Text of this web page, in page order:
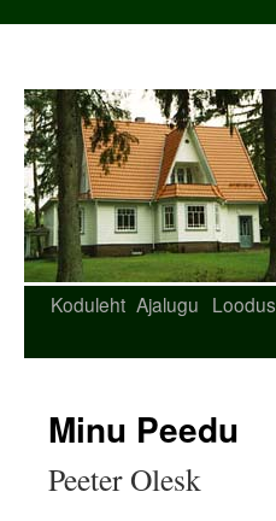
Koduleht Ajalugu Loodus
Minu Peedu
Peeter Olesk